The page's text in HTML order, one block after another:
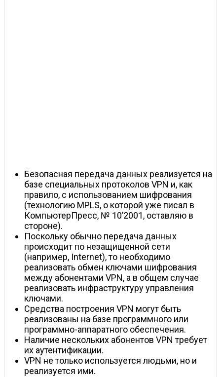
Безопасная передача данных реализуется на
базе специальных протоколов VPN и, как
правило, с использованием шифрования
(технологию MPLS, о которой уже писал в
КомпьютерПресс, № 10’2001, оставляю в
стороне).
Поскольку обычно передача данных
происходит по незащищенной сети
(например, Internet), то необходимо
реализовать обмен ключами шифрования
между абонентами VPN, а в общем случае
реализовать инфраструктуру управления
ключами.
Средства построения VPN могут быть
реализованы на базе программного или
программно-аппаратного обеспечения.
Наличие нескольких абонентов VPN требует
их аутентификации.
VPN не только используется людьми, но и
реализуется ими.